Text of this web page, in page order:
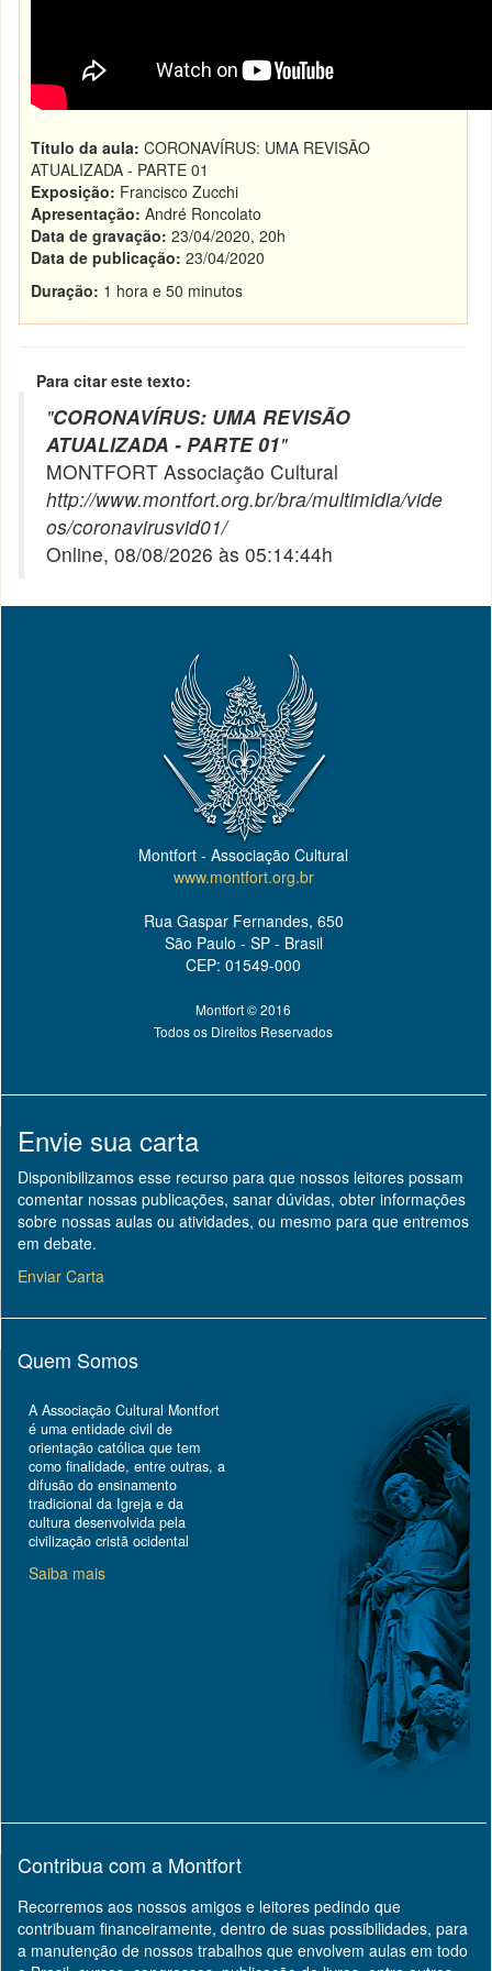
Título da aula: CORONAVÍRUS: UMA REVISÃO
ATUALIZADA - PARTE 01
Exposição: Francisco Zucchi
Apresentação: André Roncolato
Data de gravação: 23/04/2020, 20h
Data de publicação: 23/04/2020
Duração: 1 hora e 50 minutos
Para citar este texto:
"CORONAVÍRUS: UMA REVISÃO
ATUALIZADA - PARTE 01"
MONTFORT Associação Cultural
http://www.montfort.org.br/bra/multimidia/vide
os/coronavirusvid01/
Online, 08/08/2026 às 05:14:44h
Montfort - Associação Cultural
www.montfort.org.br
Rua Gaspar Fernandes, 650
São Paulo - SP - Brasil
CEP: 01549-000
Montfort © 2016
Todos os Direitos Reservados
Envie sua carta
Disponibilizamos esse recurso para que nossos leitores possam
comentar nossas publicações, sanar dúvidas, obter informações
sobre nossas aulas ou atividades, ou mesmo para que entremos
em debate.
Enviar Carta
Quem Somos
A Associação Cultural Montfort
é uma entidade civil de
orientação católica que tem
como finalidade, entre outras, a
difusão do ensinamento
tradicional da Igreja e da
cultura desenvolvida pela
civilização cristã ocidental
Saiba mais
Contribua com a Montfort
Recorremos aos nossos amigos e leitores pedindo que
contribuam financeiramente, dentro de suas possibilidades, para
a manutenção de nossos trabalhos que envolvem aulas em todo